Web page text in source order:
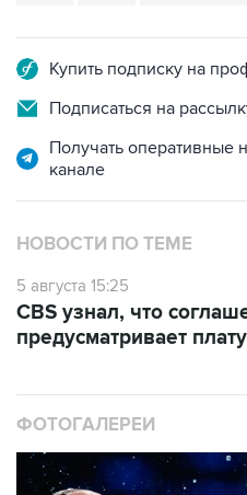
Купить подписку на
Подписаться на
Получать оперативные
канале
НОВОСТИ ПО ТЕМЕ
5 августа 15:25
CBS узнал, что
предусматривает
ФОТОГАЛЕРЕИ